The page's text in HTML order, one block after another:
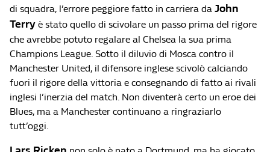
di squadra, l’errore peggiore fatto in carriera da John
Terry è stato quello di scivolare un passo prima del rigore
che avrebbe potuto regalare al Chelsea la sua prima
Champions League. Sotto il diluvio di Mosca contro il
Manchester United, il difensore inglese scivolò calciando
fuori il rigore della vittoria e consegnando di fatto ai rivali
inglesi l’inerzia del match. Non diventerà certo un eroe dei
Blues, ma a Manchester continuano a ringraziarlo
tutt’oggi.